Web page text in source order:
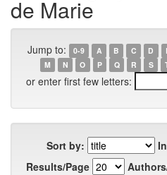
de Marie
Jump to: 0-9 A B C D
M
N O P Q R S
or enter first few letters:
Sort by:
Results/Page